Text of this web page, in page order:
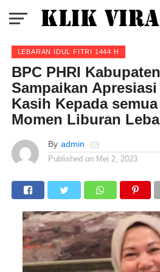
LEBARAN IDUL FITRI 1444 H
BPC PHRI
Sampaikan
Kasih Kepada
Momen Liburan
By admin
Published on Mei 2, 2023